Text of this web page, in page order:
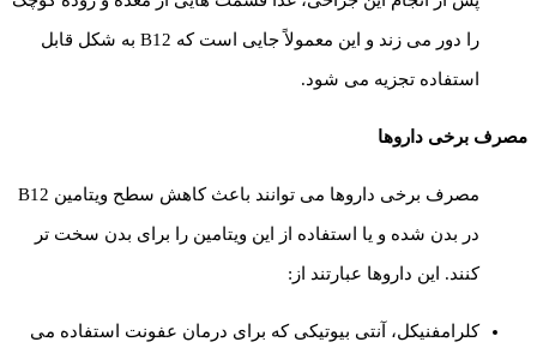
را دور می زند و این معمولاً جایی است که B12 به شکل قابل
استفاده تجزیه می شود.
مصرف برخی داروها
مصرف برخی داروها می توانند باعث کاهش سطح ویتامین B12
در بدن شده و یا استفاده از این ویتامین را برای بدن سخت تر
کنند. این داروها عبارتند از:
کلرامفنیکل، آنتی بیوتیکی که برای درمان عفونت استفاده می